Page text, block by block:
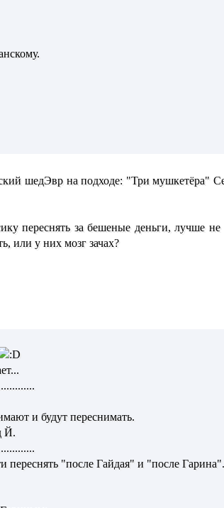
шедЭвр на подходе: "Три мушкетёра"
переснять за бешеные деньги, лучше
или у них мозг зачах?
и будут переснимать.
Й.
переснять "после Гайдая" и "после Гарина".